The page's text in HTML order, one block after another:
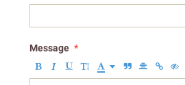
Message